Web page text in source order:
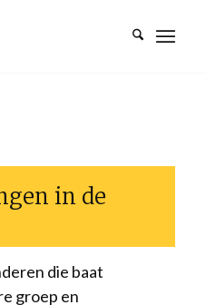
in de
die baat
groep en